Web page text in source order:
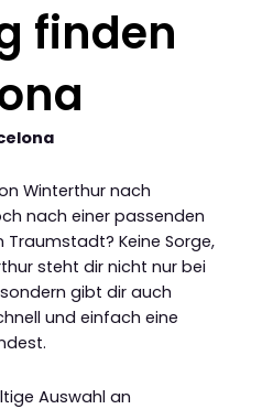
finden
Winterthur nach
nach einer passenden
Traumstadt? Keine Sorge,
steht dir nicht nur bei
gibt dir auch
und einfach eine
Auswahl an